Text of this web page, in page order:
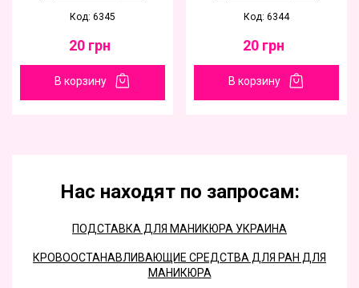
Код: 6345
20 грн
В корзину
Код: 6344
20 грн
В корзину
Нас находят по запросам:
ПОДСТАВКА ДЛЯ МАНИКЮРА УКРАИНА
КРОВООСТАНАВЛИВАЮЩИЕ СРЕДСТВА ДЛЯ РАН ДЛЯ
МАНИКЮРА